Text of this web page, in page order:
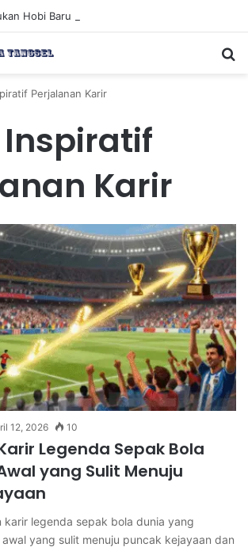
Perjalanan Karir
Inspiratif
Karir
12, 2026 10
Legenda Sepak Bola
yang Sulit Menuju
karir legenda sepak bola dunia yang
yang sulit menuju puncak kejayaan dan